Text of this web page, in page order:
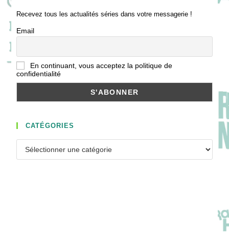
Recevez tous les actualités séries dans votre messagerie !
Email
En continuant, vous acceptez la politique de
confidentialité
CATÉGORIES
Catégories